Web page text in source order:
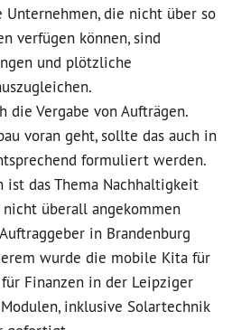
die nicht über so
verfügen können, sind
und plötzliche
die Vergabe von Aufträgen.
voran geht, sollte das auch in
formuliert werden.
ist das Thema Nachhaltigkeit
überall angekommen
in Brandenburg
wurde die mobile Kita für
Finanzen in der Leipziger
inklusive Solartechnik